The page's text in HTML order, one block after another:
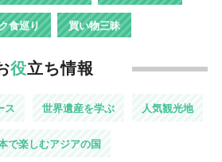
食巡り 買い物三昧
役立ち情報
ス 世界遺産を学ぶ 人気観光地
で楽しむアジアの国